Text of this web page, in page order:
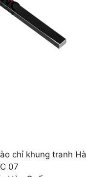
chỉ khung tranh
07